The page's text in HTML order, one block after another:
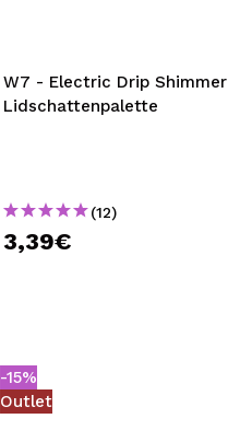
W7 - Electric Drip Shimmer
Lidschattenpalette
(12)
3,39€
-15%
Outlet